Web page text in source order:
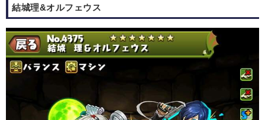
結城理&オルフェウス